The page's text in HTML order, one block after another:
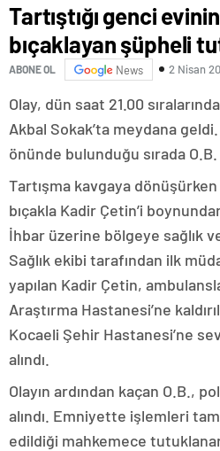
Tartıştığı genci
bıçaklayan şüpheli
ABONE OL News 2 Nisan
Olay, dün saat 21.00
Akbal Sokak’ta meydana
önünde bulunduğu sırada O.B.
Tartışma kavgaya dönüşürken
bıçakla Kadir Çetin’i
İhbar üzerine bölgeye sağlık
Sağlık ekibi tarafından ilk
yapılan Kadir Çetin,
Araştırma Hastanesi’ne
Kocaeli Şehir Hastanesi’ne
alındı.
Olayın ardından kaçan O.B.,
alındı. Emniyette işlemleri
edildiği mahkemece